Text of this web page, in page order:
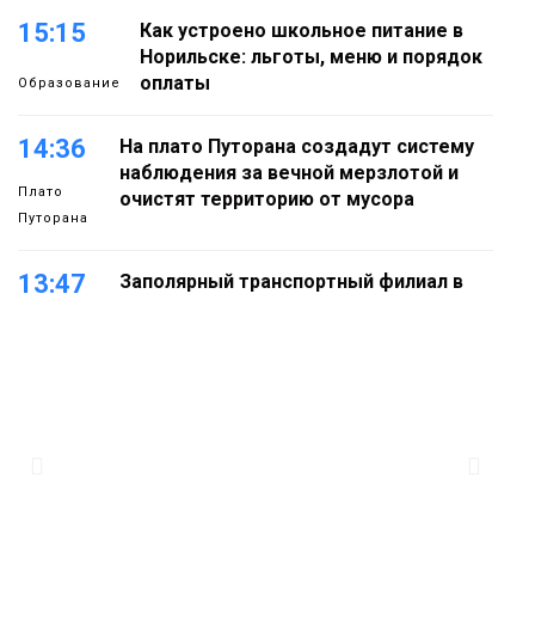
15:15
Образование
Как устроено школьное питание в
Норильске: льготы, меню и порядок
оплаты
14:36
Плато
Путорана
На плато Путорана создадут систему
наблюдения за вечной мерзлотой и
очистят территорию от мусора
13:47
Заполярный транспортный филиал в